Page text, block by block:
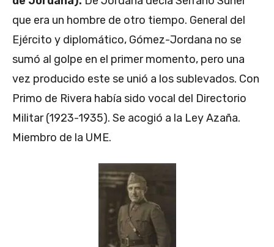
que era un hombre de otro tiempo. General del
Ejército y diplomático, Gómez-Jordana no se
sumó al golpe en el primer momento, pero una
vez producido este se unió a los sublevados. Con
Primo de Rivera había sido vocal del Directorio
Militar (1923-1935). Se acogió a la Ley Azaña.
Miembro de la UME.